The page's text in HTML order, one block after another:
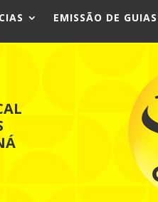
EMISSÃO DE GUIAS